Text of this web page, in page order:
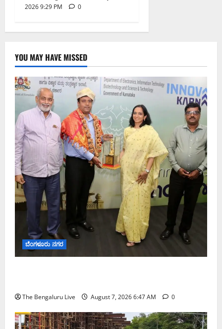
2026 9:29 PM
0
YOU MAY HAVE MISSED
ಬೆಂಗಳೂರು ನಗರ
The Bengaluru Live August 7, 2026 6:47 AM 0